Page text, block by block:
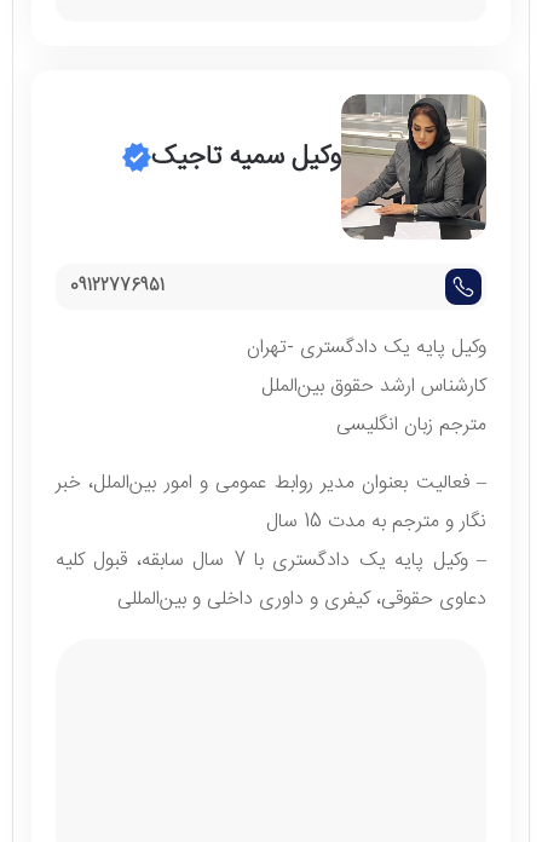
وکیل سمیه تاجیک
09122776951
وکیل پایه یک دادگستری -تهران
کارشناس ارشد حقوق بین‌الملل
مترجم زبان انگلیسی
– فعالیت بعنوان مدیر روابط عمومی و امور بین‌الملل، خبر
نگار و مترجم به مدت 15 سال
– وکیل پایه یک دادگستری با 7 سال سابقه، قبول کلیه
دعاوی حقوقی، کیفری و داوری داخلی و بین‌المللی